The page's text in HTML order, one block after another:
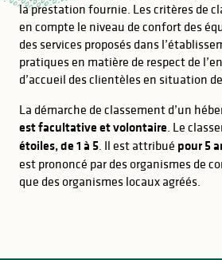
la prestation fournie. Les critères de
en compte le niveau de confort des
des services proposés dans
pratiques en matière de respect de
d’accueil des clientèles en situation
La démarche de classement d’un
est facultative et volontaire. Le
étoiles, de 1 à 5. Il est attribué pour 5
est prononcé par des organismes de
que des organismes locaux agréés.